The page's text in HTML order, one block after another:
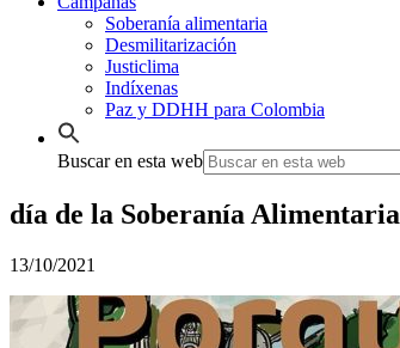
Soberanía alimentaria
Desmilitarización
Justiclima
Indíxenas
Paz y DDHH para Colombia
Buscar en esta web
día de la Soberanía Alimentaria
13/10/2021